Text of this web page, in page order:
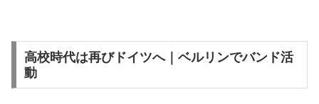
高校時代は再びドイツへ｜ベルリンでバンド活
動